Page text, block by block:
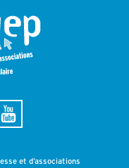
et d’associations